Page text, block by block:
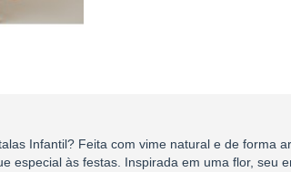
Infantil? Feita com vime natural e de forma
especial às festas. Inspirada em uma flor, seu